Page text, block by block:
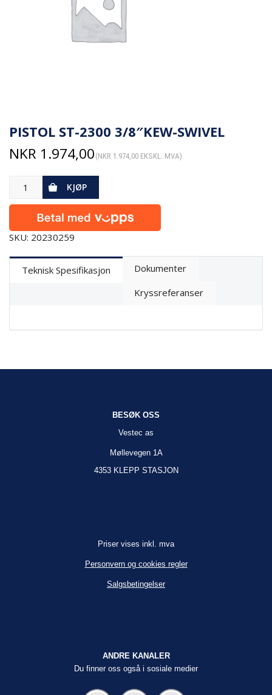
PISTOL ST-2300 3/8″KEW-SWIVEL
NKR 1.974,00 (NKR 1.974,00 EKSKL. MVA)
KJØP
SKU: 20230259
Teknisk Spesifikasjon
Dokumenter
Kryssreferanser
BESØK OSS
Vestec as
Møllevegen 1A
4353 KLEPP STASJON
Priser vises inkl. mva
Personvern og cookies regler
Salgsbetingelser
ANDRE KANALER
Du finner oss også i sosiale medier